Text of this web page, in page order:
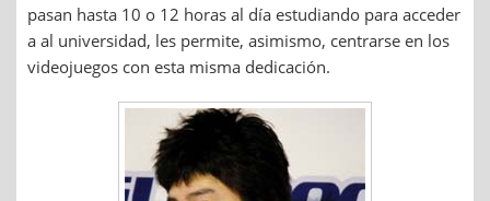
pasan hasta 10 o 12 horas al día estudiando para acceder
a al universidad, les permite, asimismo, centrarse en los
videojuegos con esta misma dedicación.